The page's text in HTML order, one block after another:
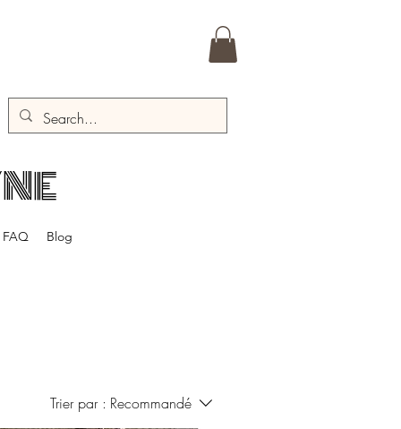
FAQ Blog
Trier par : Recommandé